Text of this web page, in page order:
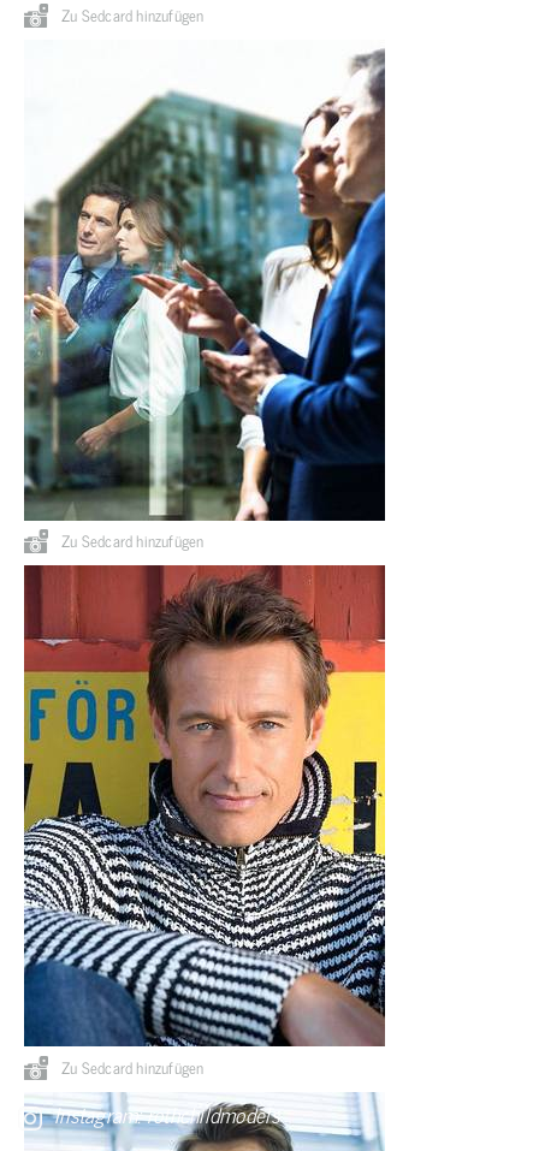
Zu Sedcard hinzufügen
Zu Sedcard hinzufügen
Zu Sedcard hinzufügen
Instagram: rothchildmodels